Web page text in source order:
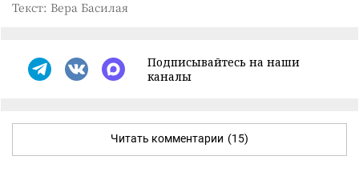
Текст: Вера Басилая
Подписывайтесь на наши
каналы
Читать комментарии (15)